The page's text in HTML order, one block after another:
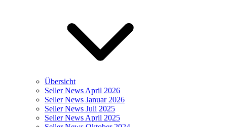
Übersicht
Seller News April 2026
Seller News Januar 2026
Seller News Juli 2025
Seller News April 2025